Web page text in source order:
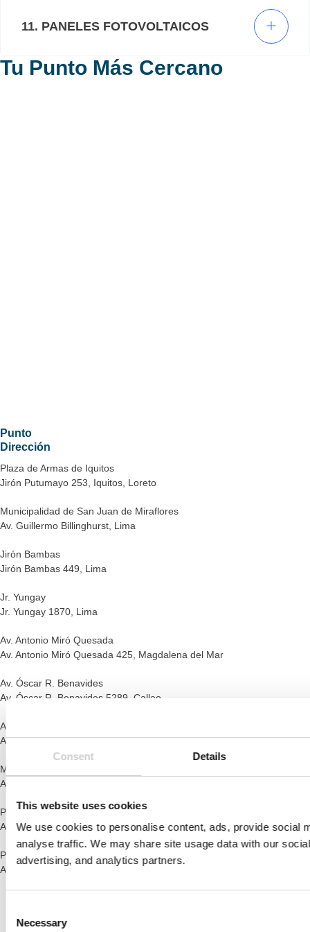
Consent Details
This website uses cookies
We use cookies to personalise content, ads, provide social
analyse traffic. We may share site usage data with our
advertising, and analytics partners.
Selection
Necessary
11. PANELES FOTOVOLTAICOS
Tu Punto Más Cercano
Punto
Dirección
Plaza de Armas de Iquitos
Jirón Putumayo 253, Iquitos, Loreto
Municipalidad de San Juan de Miraflores
Av. Guillermo Billinghurst, Lima
Jirón Bambas
Jirón Bambas 449, Lima
Jr. Yungay
Jr. Yungay 1870, Lima
Av. Antonio Miró Quesada
Av. Antonio Miró Quesada 425, Magdalena del Mar
Av. Óscar R. Benavides
Av. Óscar R. Benavides 5289, Callao
Av. Belisario Suarez
Av. Belisario Suarez 1075, San Juan de Miraflores
Makro Surco
Av. Jorge Chavez 1209, Santiago de Surco, Lima
Plaza Vea El Cortijo
Av. República de Panamá 515, Barranco, Lima
Plaza Vea Higuereta
Av. Aviación 5051, Santiago de Surco 15038, Surco, Lima